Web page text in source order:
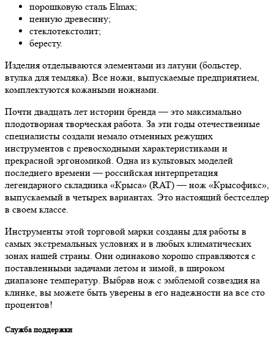
порошковую сталь Elmax;
ценную древесину;
стеклотекстолит;
бересту.
Изделия отделываются элементами из латуни (больстер,
втулка для темляка). Все ножи, выпускаемые предприятием,
комплектуются кожаными ножнами.
Почти двадцать лет истории бренда — это максимально
плодотворная творческая работа. За эти годы отечественные
специалисты создали немало отменных режущих
инструментов с превосходными характеристиками и
прекрасной эргономикой. Одна из культовых моделей
последнего времени — российская интерпретация
легендарного складника «Крыса» (RAT) — нож «Крысофикс»,
выпускаемый в четырех вариантах. Это настоящий бестселлер
в своем классе.
Инструменты этой торговой марки созданы для работы в
самых экстремальных условиях и в любых климатических
зонах нашей страны. Они одинаково хорошо справляются с
поставленными задачами летом и зимой, в широком
диапазоне температур. Выбрав нож с эмблемой созвездия на
клинке, вы можете быть уверены в его надежности на все сто
процентов!
Служба поддержки